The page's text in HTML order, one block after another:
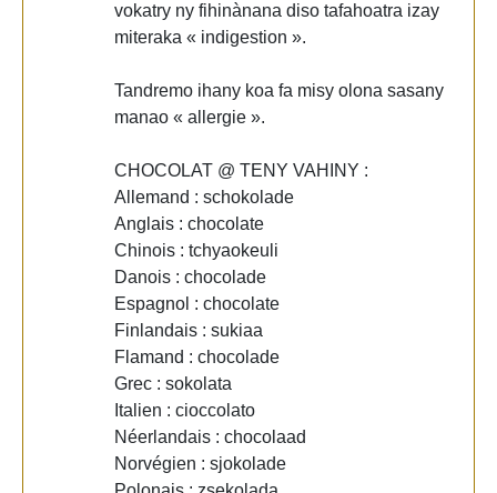
vokatry ny fihinànana diso tafahoatra izay
miteraka « indigestion ».
Tandremo ihany koa fa misy olona sasany
manao « allergie ».
CHOCOLAT @ TENY VAHINY :
Allemand : schokolade
Anglais : chocolate
Chinois : tchyaokeuli
Danois : chocolade
Espagnol : chocolate
Finlandais : sukiaa
Flamand : chocolade
Grec : sokolata
Italien : cioccolato
Néerlandais : chocolaad
Norvégien : sjokolade